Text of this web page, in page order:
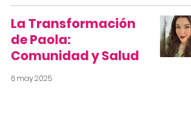
La Transformación
de Paola:
Comunidad y Salud
6 may 2025